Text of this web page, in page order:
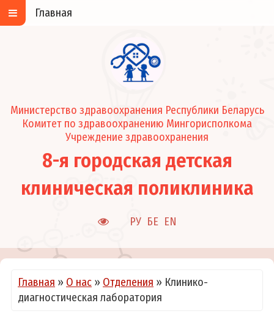
Министерство здравоохранения Республики Беларусь
Комитет по здравоохранению Мингорисполкома
Учреждение здравоохранения
8-я городская детская
клиническая поликлиника
РУ БЕ EN
Главная
Главная » О нас » Отделения » Клинико-
диагностическая лаборатория